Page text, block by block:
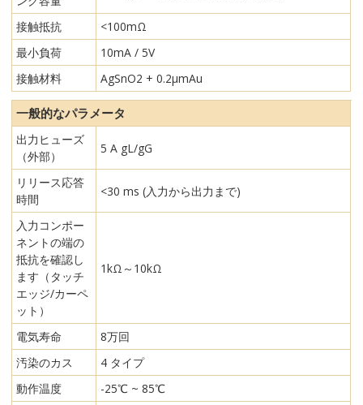
接触抵抗
<100mΩ
最小負荷
10mA / 5V
接触材料
AgSnO2 + 0.2µmAu
一般的なパラメータ
出力ヒューズ
（外部）
5 A gL/gG
リリース応答
時間
<30 ms (入力から出力まで)
入力コンポー
ネントの端の
抵抗を確認し
ます（タッチ
エッジ/カーペ
ット）
1kΩ～10kΩ
電気寿命
8万回
汚染のカス
4 タイプ
動作温度
-25℃ ~ 85℃